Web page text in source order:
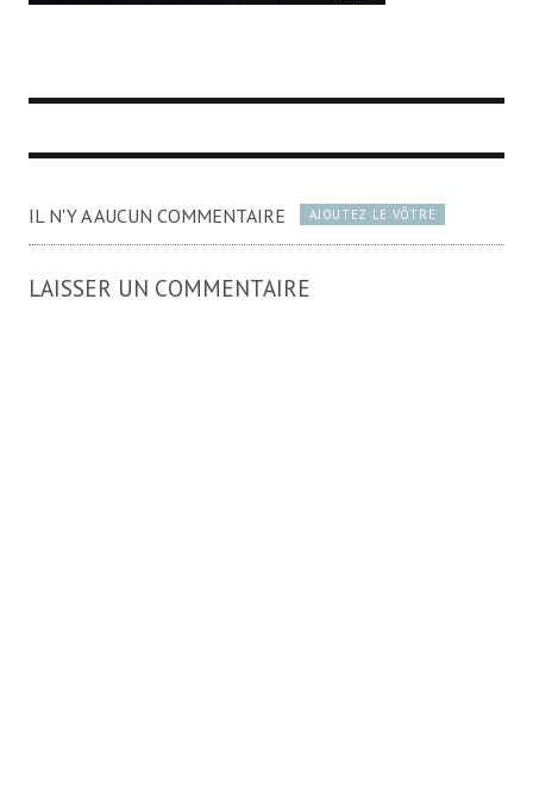
IL N'Y A AUCUN COMMENTAIRE AJOUTEZ LE VÔTRE
LAISSER UN COMMENTAIRE